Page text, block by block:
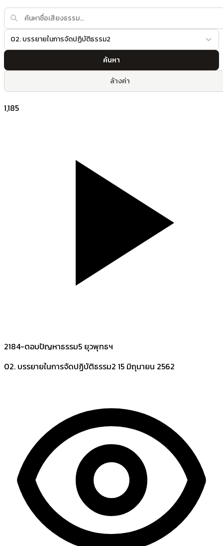
02. บรรยายในการจัดปฏิบัติธรรม2
ค้นหา
ล้างค่า
1,185
2184-ตอบปัญหาธรรม5 ยุวพุทธฯ
02. บรรยายในการจัดปฏิบัติธรรม2 15 มิถุนายน 2562